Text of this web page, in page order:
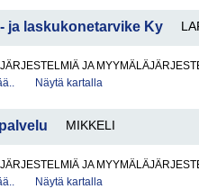
ja laskukonetarvike Ky
JA
Näytä kartalla
MIKKELI
JA
Näytä kartalla